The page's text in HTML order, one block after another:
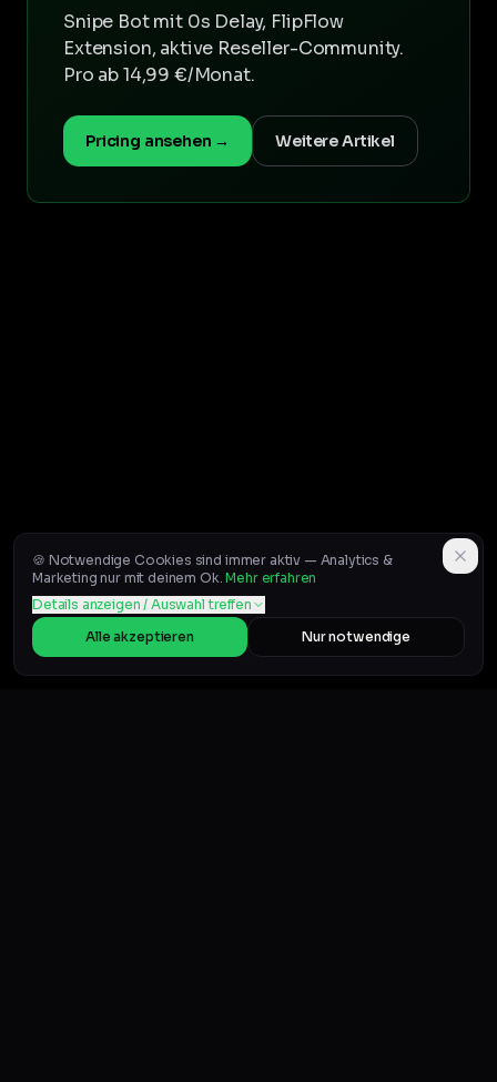
Snipe Bot mit 0s Delay, FlipFlow
Extension, aktive Reseller-Community.
Pro ab 14,99 €/Monat.
Pricing ansehen → Weitere Artikel
🍪 Notwendige Cookies sind immer aktiv — Analytics &
Marketing nur mit deinem Ok. Mehr erfahren
Details anzeigen / Auswahl treffen
Alle akzeptieren
Nur notwendige